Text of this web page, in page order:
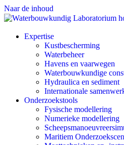
Naar de inhoud
Expertise
Kustbescherming
Waterbeheer
Havens en vaarwegen
Waterbouwkundige
Hydraulica en sediment
Internationale
Onderzoekstools
Fysische modellering
Numerieke modellering
Maritiem